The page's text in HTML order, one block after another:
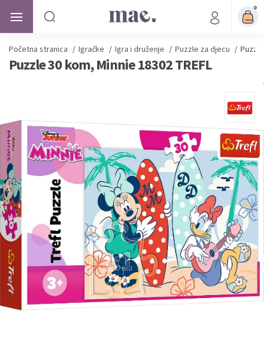
0
Početna stranica / Igračke / Igra i druženje / Puzzle za djecu /
Puzzle 30 kom, Minnie 18302 TREFL